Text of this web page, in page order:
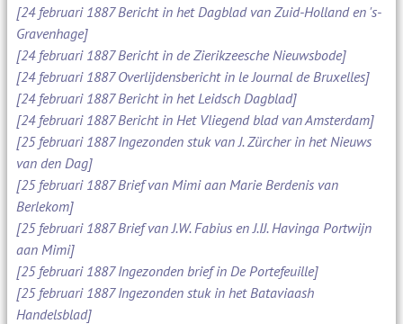
[24 februari 1887 Bericht in het Dagblad van Zuid-Holland en 's-
Gravenhage]
[24 februari 1887 Bericht in de Zierikzeesche Nieuwsbode]
[24 februari 1887 Overlijdensbericht in le Journal de Bruxelles]
[24 februari 1887 Bericht in het Leidsch Dagblad]
[24 februari 1887 Bericht in Het Vliegend blad van Amsterdam]
[25 februari 1887 Ingezonden stuk van J. Zürcher in het Nieuws
van den Dag]
[25 februari 1887 Brief van Mimi aan Marie Berdenis van
Berlekom]
[25 februari 1887 Brief van J.W. Fabius en J.IJ. Havinga Portwijn
aan Mimi]
[25 februari 1887 Ingezonden brief in De Portefeuille]
[25 februari 1887 Ingezonden stuk in het Bataviaash
Handelsblad]